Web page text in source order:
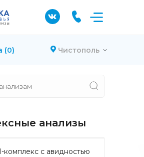
(0) Чистополь
анализы
комплекс с авидностью